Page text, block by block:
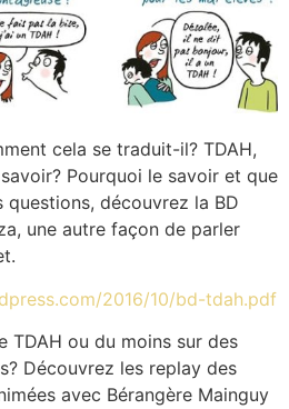
cela se traduit-il? TDAH,
Pourquoi le savoir et que
découvrez la BD
une autre façon de parler
2016/10/bd-tdah.pdf
TDAH ou du moins sur des
Découvrez les replay des
avec Bérangère Mainguy